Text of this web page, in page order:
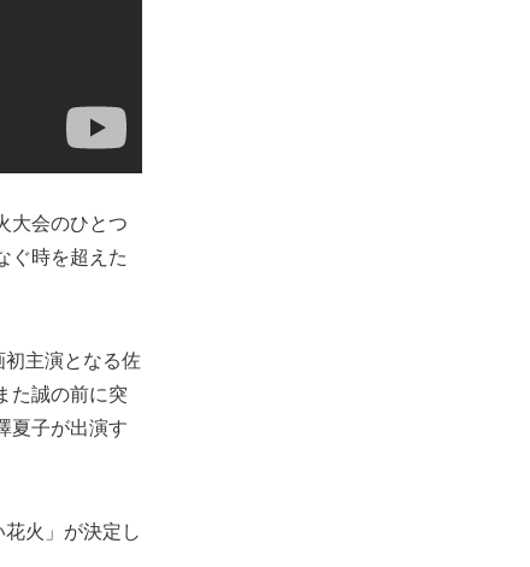
大会のひとつ
ぐ時を超えた
主演となる佐
た誠の前に突
夏子が出演す
火」が決定し